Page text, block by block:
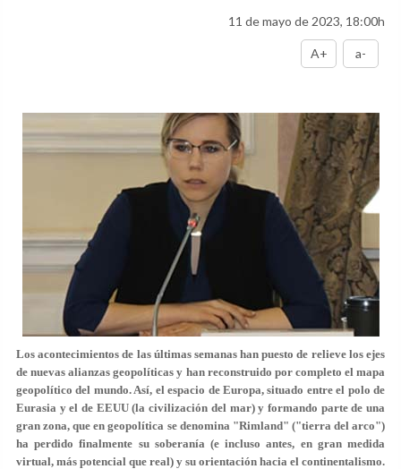
11 de mayo de 2023, 18:00h
A+ a-
Los acontecimientos de las últimas semanas han puesto de relieve los ejes
de nuevas alianzas geopolíticas y han reconstruido por completo el mapa
geopolítico del mundo. Así, el espacio de Europa, situado entre el polo de
Eurasia y el de EEUU (la civilización del mar) y formando parte de una
gran zona, que en geopolítica se denomina "Rimland" ("tierra del arco")
ha perdido finalmente su soberanía (e incluso antes, en gran medida
virtual, más potencial que real) y su orientación hacia el continentalismo.